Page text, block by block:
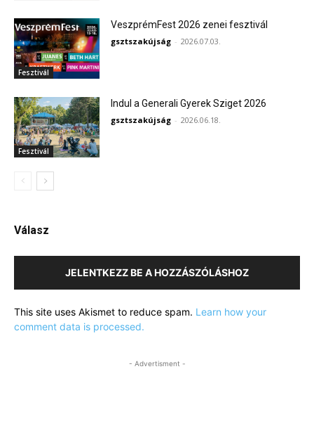
Fesztivál
VeszprémFest 2026 zenei fesztivál
gsztszakújság - 2026.07.03.
Fesztivál
Indul a Generali Gyerek Sziget 2026
gsztszakújság - 2026.06.18.
Válasz
JELENTKEZZ BE A HOZZÁSZÓLÁSHOZ
This site uses Akismet to reduce spam. Learn how your
comment data is processed.
- Advertisment -